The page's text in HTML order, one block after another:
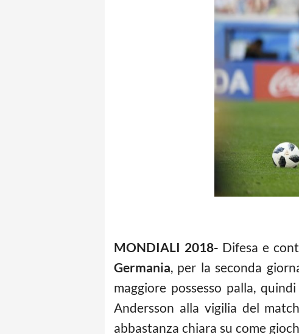
MONDIALI 2018- Difesa e
Germania, per la seconda
maggiore possesso palla,
Andersson alla vigilia del
abbastanza chiara su come